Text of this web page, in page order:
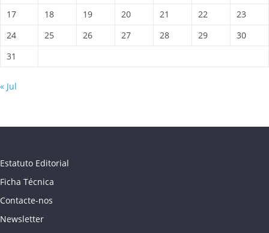
17
18 19 20 21 22
23
24
25 26 27 28 29
30
31
« Jul
Estatuto Editorial
Ficha Técnica
Contacte-nos
Newsletter